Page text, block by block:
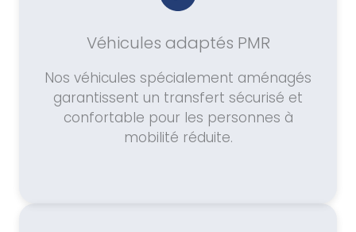
Véhicules adaptés PMR
Nos véhicules spécialement aménagés
garantissent un transfert sécurisé et
confortable pour les personnes à
mobilité réduite.